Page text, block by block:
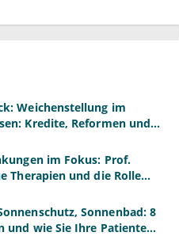
Weichenstellung im
Kredite, Reformen und
im Fokus: Prof.
Therapien und die Rolle
Sonnenbad: 8
und wie Sie Ihre Patienten